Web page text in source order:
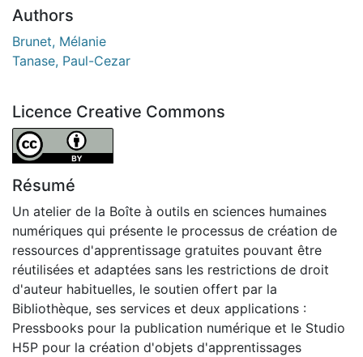
Authors
Brunet, Mélanie
Tanase, Paul-Cezar
Licence Creative Commons
Attribution 4.0 International
Résumé
Un atelier de la Boîte à outils en sciences humaines
numériques qui présente le processus de création de
ressources d'apprentissage gratuites pouvant être
réutilisées et adaptées sans les restrictions de droit
d'auteur habituelles, le soutien offert par la
Bibliothèque, ses services et deux applications :
Pressbooks pour la publication numérique et le Studio
H5P pour la création d'objets d'apprentissages